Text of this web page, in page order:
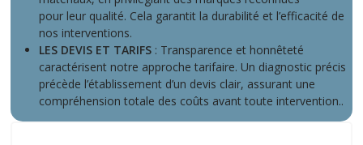
pour leur qualité. Cela garantit la durabilité et l’efficacité de
nos interventions.
LES DEVIS ET TARIFS : Transparence et honnêteté
caractérisent notre approche tarifaire. Un diagnostic précis
précède l’établissement d’un devis clair, assurant une
compréhension totale des coûts avant toute intervention..